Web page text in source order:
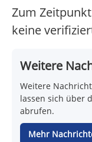
Zum
keine
Weitere
Weitere
lassen sich über
abrufen.
Mehr